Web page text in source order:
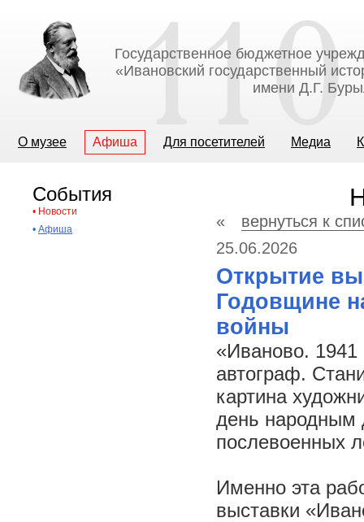
Государственное бюджетное
«Ивановский государственный
имени Д.Г.
О музее Афиша Для посетителей Медиа
События
• Новости
• Афиша « вернуться к
25.06.2026
Открытие
Годовщине
войны
«Иваново. 1941
автограф.
картина
день народным
послевоенных
Именно эта
выставки